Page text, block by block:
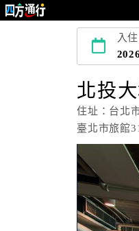
入
北投
住址：台北
臺北市旅館